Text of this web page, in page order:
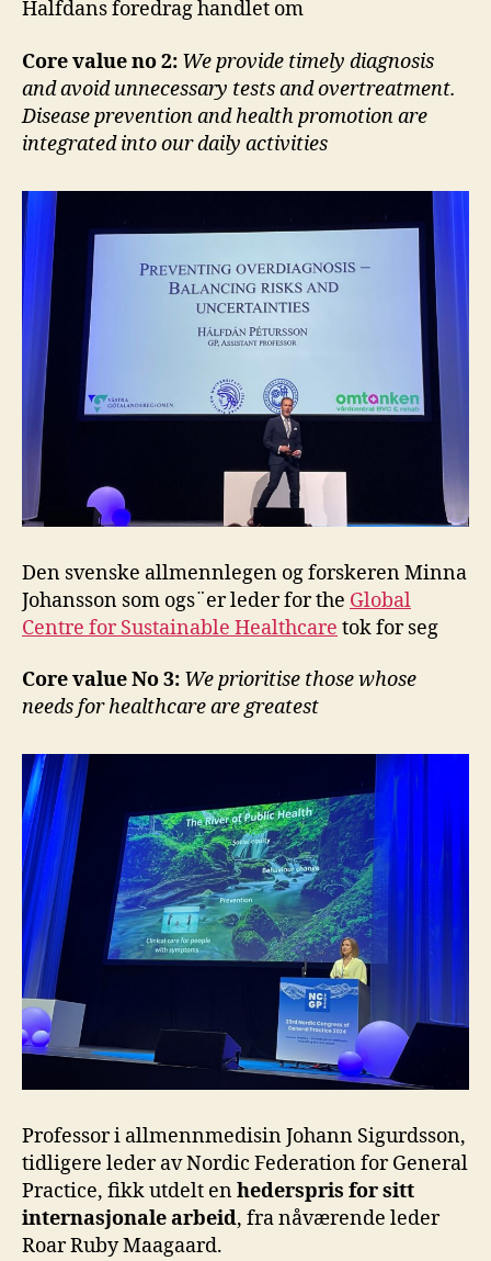
Halfdans foredrag handlet om
Core value no 2: We provide timely diagnosis
and avoid unnecessary tests and overtreatment.
Disease prevention and health promotion are
integrated into our daily activities
Den svenske allmennlegen og forskeren Minna
Johansson som ogs¨er leder for the Global
Centre for Sustainable Healthcare tok for seg
Core value No 3: We prioritise those whose
needs for healthcare are greatest
Professor i allmennmedisin Johann Sigurdsson,
tidligere leder av Nordic Federation for General
Practice, fikk utdelt enhederspris for sitt
internasjonale arbeid, fra nåværende leder
Roar Ruby Maagaard.